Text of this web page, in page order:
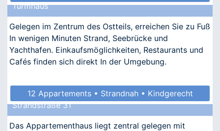
Turmhaus
Gelegen im Zentrum des Ostteils, erreichen Sie zu Fuß
In wenigen Minuten Strand, Seebrücke und
Yachthafen. Einkaufsmöglichkeiten, Restaurants und
Cafés finden sich direkt In der Umgebung.
12 Appartements • Strandnah • Kindgerecht
Strandstraße 31
Das Appartementhaus liegt zentral gelegen mit